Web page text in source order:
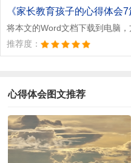
《家长教育孩子的心得体会7
将本文的Word文档下载到电脑
推荐度：
心得体会图文推荐